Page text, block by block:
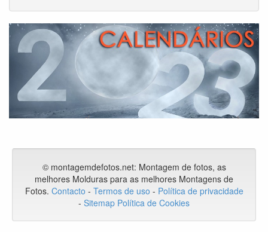
© montagemdefotos.net: Montagem de fotos, as
melhores Molduras para as melhores Montagens de
Fotos. Contacto - Termos de uso - Política de privacidade
- Sitemap Política de Cookies